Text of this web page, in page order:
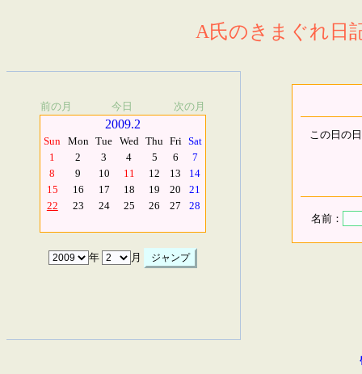
A氏のきまぐれ日
前の月 今日 次の月
2009.2
Sun Mon Tue Wed Thu Fri Sat
1
2 3 4 5 6
7
8
9 10 11 12 13
14
15
16 17 18 19 20
21
22
23 24 25 26 27 28
年 月
この日の
名前：